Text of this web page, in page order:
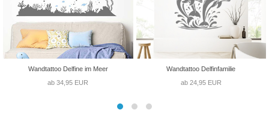
Wandtattoo Delfine im Meer
ab 34,95 EUR
Wandtattoo Delfinfamilie
ab 24,95 EUR